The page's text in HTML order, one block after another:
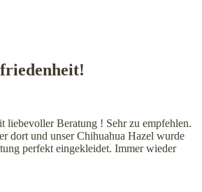
liebevoller Beratung ! Sehr zu empfehlen.
dort und unser Chihuahua Hazel wurde
perfekt eingekleidet. Immer wieder